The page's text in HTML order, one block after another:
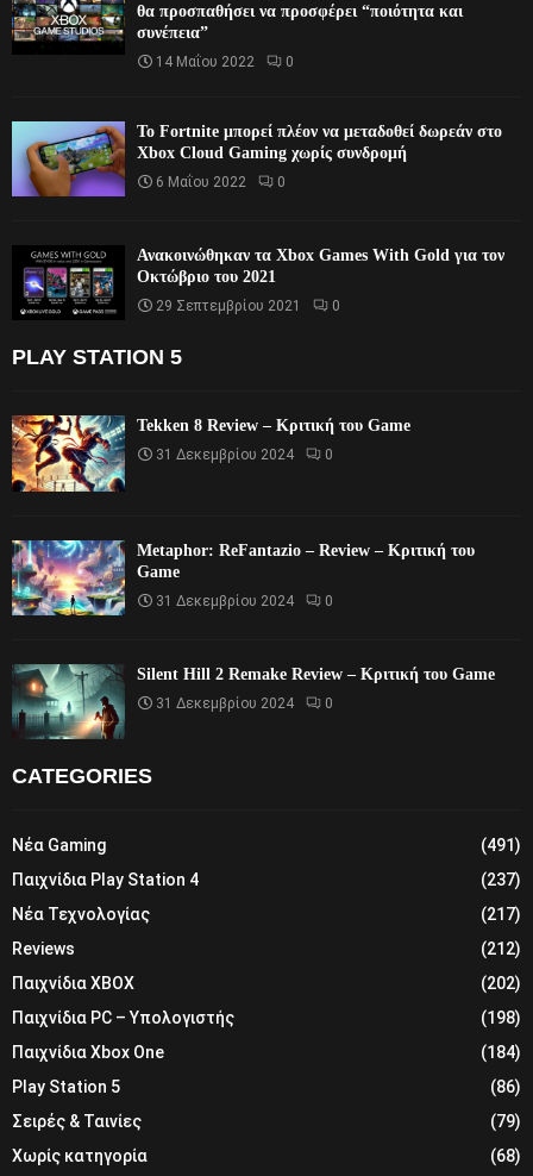
θα προσπαθήσει να προσφέρει “ποιότητα και
συνέπεια”
14 Μαΐου 2022 0
Το Fortnite μπορεί πλέον να μεταδοθεί δωρεάν στο
Xbox Cloud Gaming χωρίς συνδρομή
6 Μαΐου 2022 0
Ανακοινώθηκαν τα Xbox Games With Gold για τον
Οκτώβριο του 2021
29 Σεπτεμβρίου 2021 0
PLAY STATION 5
Tekken 8 Review – Κριτική του Game
31 Δεκεμβρίου 2024 0
Metaphor: ReFantazio – Review – Κριτική του
Game
31 Δεκεμβρίου 2024 0
Silent Hill 2 Remake Review – Κριτική του Game
31 Δεκεμβρίου 2024 0
CATEGORIES
Νέα Gaming
(491)
Παιχνίδια Play Station 4
(237)
Νέα Τεχνολογίας
(217)
Reviews
(212)
Παιχνίδια XBOX
(202)
Παιχνίδια PC – Υπολογιστής
(198)
Παιχνίδια Xbox One
(184)
Play Station 5
(86)
Σειρές & Ταινίες
(79)
Χωρίς κατηγορία
(68)